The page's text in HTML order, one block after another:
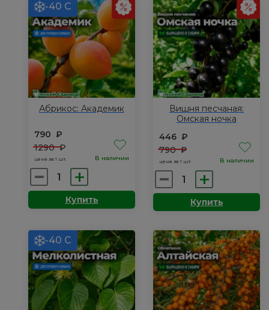
-40 С
Абрикос: Академик
790 ₽
1290₽
цена за 1 шт. В наличии
Количество
товара
Абрикос:Купить
Вишня песчаная:
Омская ночка
446 ₽
790₽
цена за 1 шт. В наличии
Количество
товара
Вишня
Омская
ночка
Купить
-40 С